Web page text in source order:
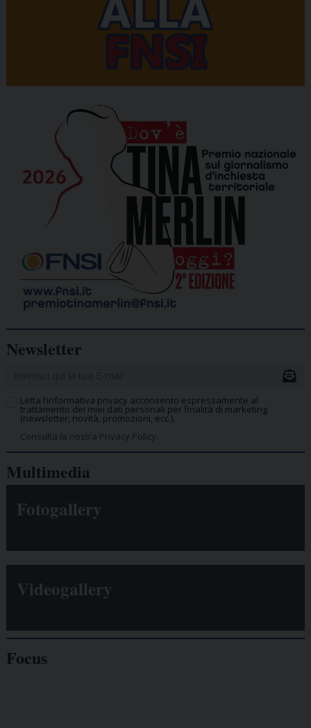
Newsletter
Letta l’informativa privacy acconsento espressamente al
trattamento dei miei dati personali per finalità di marketing
(newsletter, novità, promozioni, ecc.).
Consulta la nostra Privacy Policy.
Multimedia
Fotogallery
Videogallery
Focus